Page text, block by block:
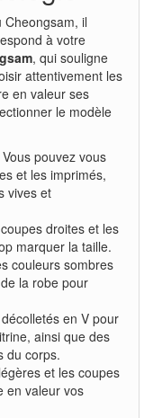
Cheongsam, il
à votre
, qui souligne
attentivement les
en valeur ses
le modèle
Vous pouvez vous
et les imprimés,
vives et
droites et les
marquer la taille.
couleurs sombres
la robe pour
en V pour
ainsi que des
du corps.
et les coupes
en valeur vos